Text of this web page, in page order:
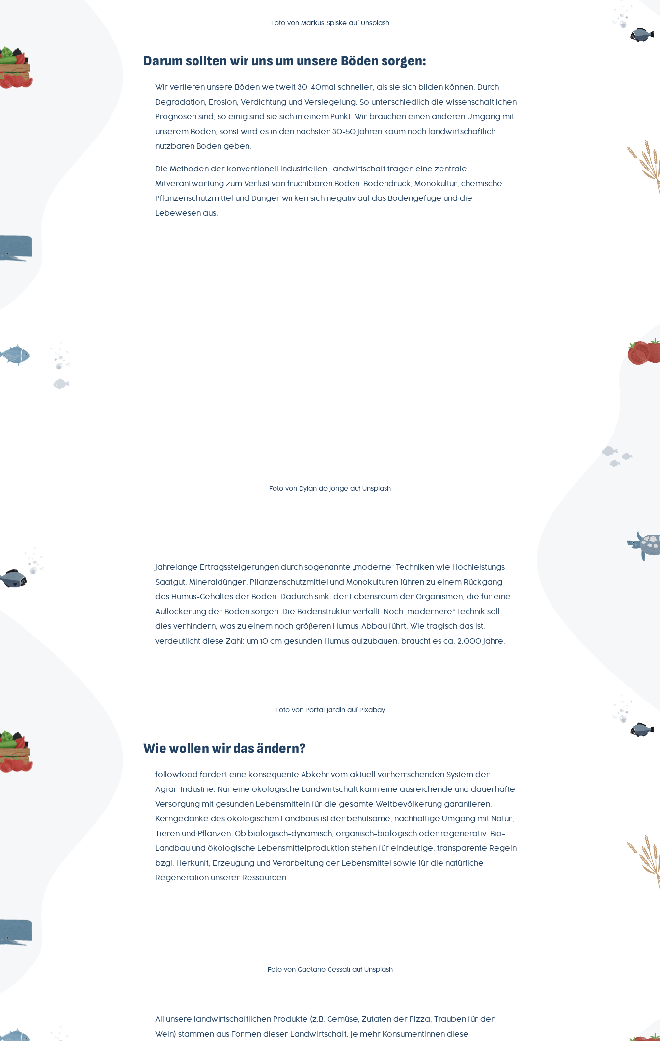
Datenschutz
Impressum
Foto von Markus Spiske auf Unsplash
Darum sollten wir uns um unsere Böden sorgen:
Wir verlieren unsere Böden weltweit 30-40mal schneller, als sie sich bilden können. Durch
Degradation, Erosion, Verdichtung und Versiegelung. So unterschiedlich die wissenschaftlichen
Prognosen sind, so einig sind sie sich in einem Punkt: Wir brauchen einen anderen Umgang mit
unserem Boden, sonst wird es in den nächsten 30-50 Jahren kaum noch landwirtschaftlich
nutzbaren Boden geben.
Die Methoden der konventionell industriellen Landwirtschaft tragen eine zentrale
Mitverantwortung zum Verlust von fruchtbaren Böden. Bodendruck, Monokultur, chemische
Pflanzenschutzmittel und Dünger wirken sich negativ auf das Bodengefüge und die
Lebewesen aus.
Foto von Dylan de Jonge auf Unsplash
Jahrelange Ertragssteigerungen durch sogenannte „moderne“ Techniken wie Hochleistungs-
Saatgut, Mineraldünger, Pflanzenschutzmittel und Monokulturen führen zu einem Rückgang
des Humus-Gehaltes der Böden. Dadurch sinkt der Lebensraum der Organismen, die für eine
Auflockerung der Böden sorgen. Die Bodenstruktur verfällt. Noch „modernere“ Technik soll
dies verhindern, was zu einem noch größeren Humus-Abbau führt. Wie tragisch das ist,
verdeutlicht diese Zahl: um 10 cm gesunden Humus aufzubauen, braucht es ca. 2.000 Jahre.
Foto von Portal Jardin auf Pixabay
Wie wollen wir das ändern?
followfood fordert eine konsequente Abkehr vom aktuell vorherrschenden System der
Agrar-Industrie. Nur eine ökologische Landwirtschaft kann eine ausreichende und dauerhafte
Versorgung mit gesunden Lebensmitteln für die gesamte Weltbevölkerung garantieren.
Kerngedanke des ökologischen Landbaus ist der behutsame, nachhaltige Umgang mit Natur,
Tieren und Pflanzen. Ob biologisch-dynamisch, organisch-biologisch oder regenerativ: Bio-
Landbau und ökologische Lebensmittelproduktion stehen für eindeutige, transparente Regeln
bzgl. Herkunft, Erzeugung und Verarbeitung der Lebensmittel sowie für die natürliche
Regeneration unserer Ressourcen.
Foto von Gaetano Cessati auf Unsplash
All unsere landwirtschaftlichen Produkte (z.B. Gemüse, Zutaten der Pizza, Trauben für den
Wein) stammen aus Formen dieser Landwirtschaft. Je mehr KonsumentInnen diese